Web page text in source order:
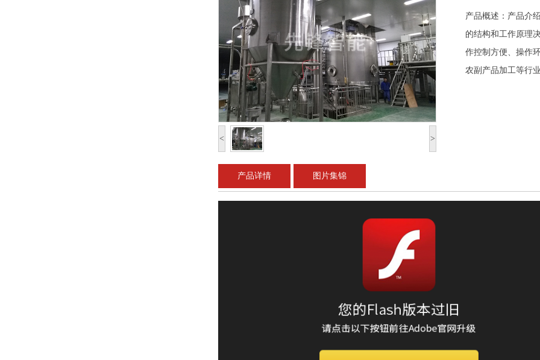
< >
产品概述：产品介
的结构和工作原理
作控制方便、操作
农副产品加工等行
产品详情 图片集锦